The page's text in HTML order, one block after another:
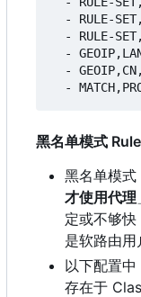
- RULE-
- RULE-
-
-
-
黑名单模式
黑名单模式
才使用代理
定或不够
是软路由用
以下配置中
存在于